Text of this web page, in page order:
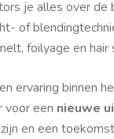
je alles over de
of
foilyage en hair
ervaring binnen
voor een nieuwe
en een